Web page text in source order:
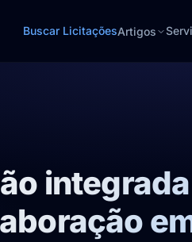
Buscar LicitaçõesArtigos